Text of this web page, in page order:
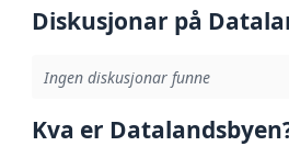
Diskusjonar på
Ingen diskusjonar funne
Kva er